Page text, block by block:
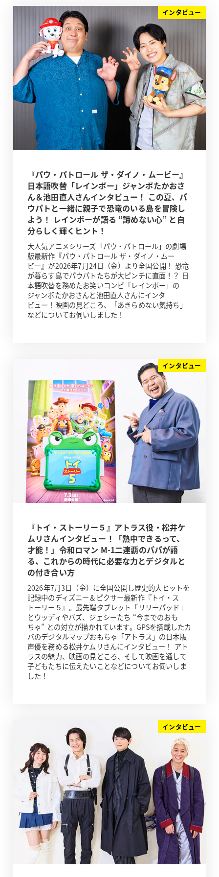
インタビュー
『パウ・パトロール ザ・ダイノ・ムービー』
日本語吹替「レインボー」ジャンボたかおさ
ん＆池田直人さんインタビュー！ この夏、パ
ウパトと一緒に親子で恐竜のいる島を冒険し
よう！ レインボーが語る “諦めない心” と自
分らしく輝くヒント！
大人気アニメシリーズ「パウ・パトロール」の劇場
版最新作『パウ・パトロール ザ・ダイノ・ムー
ビー』が2026年7月24日（金）より全国公開！ 恐竜
が暮らす島でパウパトたちが大ピンチに直面！？ 日
本語吹替を務めたお笑いコンビ「レインボー」の
ジャンボたかおさんと池田直人さんにインタ
ビュー！映画の見どころ、「あきらめない気持ち」
などについてお伺いしました！
インタビュー
『トイ・ストーリー５』アトラス役・松井ケ
ムリさんインタビュー！「熱中できるって、
才能！」令和ロマン M-1二連覇のパパが語
る、これからの時代に必要な力とデジタルと
の付き合い方
2026年7月3日（金）に全国公開し歴史的大ヒットを
記録中のディズニー＆ピクサー最新作『トイ・ス
トーリー５』。最先端タブレット「リリーパッド」
とウッディやバズ、ジェシーたち “今までのおも
ちゃ” との対立が描かれています。GPSを搭載したカ
バのデジタルマップおもちゃ「アトラス」の日本版
声優を務める松井ケムリさんにインタビュー！ アト
ラスの魅力、映画の見どころ、そして映画を通して
子どもたちに伝えたいことなどについてお伺いしま
した！
インタビュー